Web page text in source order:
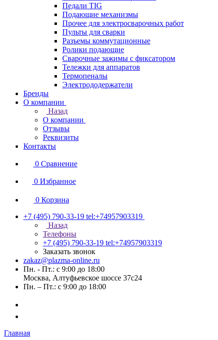
Педали TIG
Подающие механизмы
Прочее для электросварочных работ
Пульты для сварки
Разъемы коммутационные
Ролики подающие
Сварочные зажимы с фиксатором
Тележки для аппаратов
Термопеналы
Электрододержатели
Бренды
О компании
Назад
О компании
Отзывы
Реквизиты
Контакты
0 Сравнение
0 Избранное
0 Корзина
+7 (495) 790-33-19 tel:+74957903319
Назад
Телефоны
+7 (495) 790-33-19 tel:+74957903319
Заказать звонок
zakaz@plazma-online.ru
Пн. - Пт.: с 9:00 до 18:00
Москва, Алтуфьевское шоссе 37с24
Пн. – Пт.: с 9:00 до 18:00
Главная